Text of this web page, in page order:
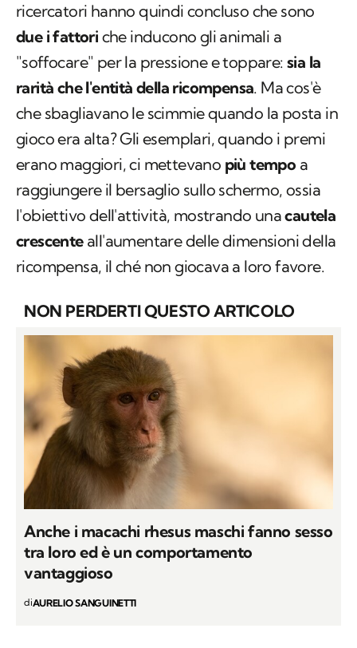
ricercatori hanno quindi concluso che sono
due i fattori che inducono gli animali a
"soffocare" per la pressione e toppare: sia la
rarità che l'entità della ricompensa. Ma cos'è
che sbagliavano le scimmie quando la posta in
gioco era alta? Gli esemplari, quando i premi
erano maggiori, ci mettevano più tempo a
raggiungere il bersaglio sullo schermo, ossia
l'obiettivo dell'attività, mostrando unacautela
crescenteall'aumentare delle dimensioni della
ricompensa, il ché non giocava a loro favore.
NON PERDERTI QUESTO ARTICOLO
Anche i macachi rhesus maschi fanno sesso
tra loro ed è un comportamento
vantaggioso
diAURELIO SANGUINETTI